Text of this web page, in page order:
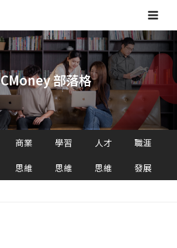
Main
CMoney 部落格
商業
思維
學習
思維
人才
思維
職涯
發展